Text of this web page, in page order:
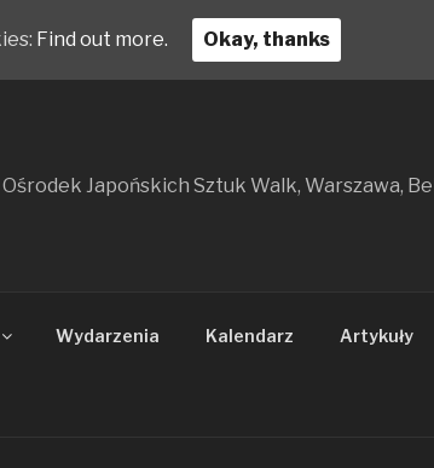
Ośrodek Japońskich Sztuk Walk, Warszawa,
Wydarzenia Kalendarz Artykuły
Find out more. Okay, thanks